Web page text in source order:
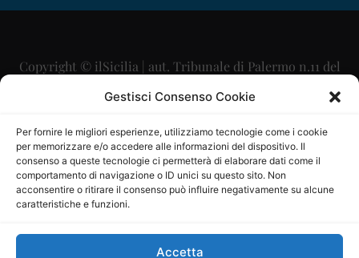
Gestisci Consenso Cookie
Per fornire le migliori esperienze, utilizziamo tecnologie come i cookie
per memorizzare e/o accedere alle informazioni del dispositivo. Il
consenso a queste tecnologie ci permetterà di elaborare dati come il
comportamento di navigazione o ID unici su questo sito. Non
acconsentire o ritirare il consenso può influire negativamente su alcune
caratteristiche e funzioni.
Accetta
Copyright © ilSicilia | aut. Tribunale di Palermo n.11 del
29/09/2015
Direttore Editoriale: Maurizio Scaglione
Direttore Responsabile: Maria Calabrese
P.IVA: 06334930820